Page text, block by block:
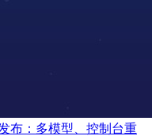
布：多模型、控制台重